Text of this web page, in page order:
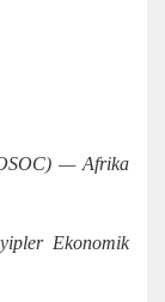
— Afrika
Ekonomik